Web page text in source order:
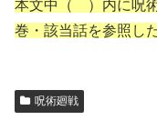
本文中（ ）内に呪
巻・該当話を参照し
呪術廻戦